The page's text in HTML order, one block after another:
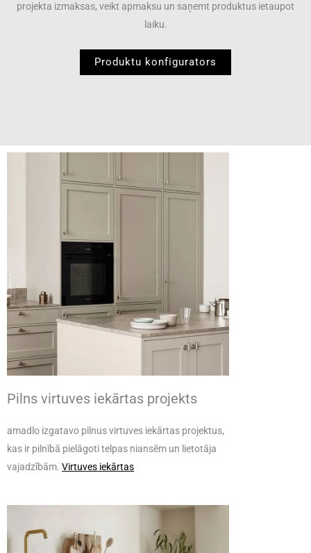
projekta izmaksas, veikt apmaksu un saņemt produktus ietaupot
laiku.
Produktu konfigurators
Pilns virtuves iekārtas projekts
amadlo izgatavo pilnus virtuves iekārtas projektus,
kas ir pilnībā pielāgoti telpas niansēm un lietotāja
vajadzībām. Virtuves iekārtas